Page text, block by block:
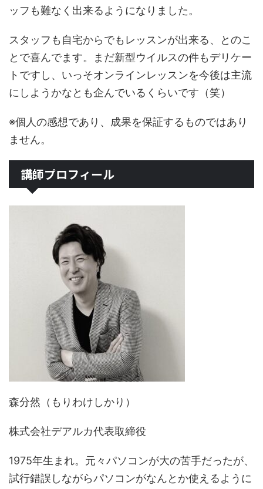
ッフも難なく出来るようになりました。
スタッフも自宅からでもレッスンが出来る、とのこ
とで喜んでます。まだ新型ウイルスの件もデリケー
トですし、いっそオンラインレッスンを今後は主流
にしようかなとも企んでいるくらいです（笑）
※個人の感想であり、成果を保証するものではあり
ません。
講師プロフィール
森分然（もりわけしかり）
株式会社デアルカ代表取締役
1975年生まれ。元々パソコンが大の苦手だったが、
試行錯誤しながらパソコンがなんとか使えるように